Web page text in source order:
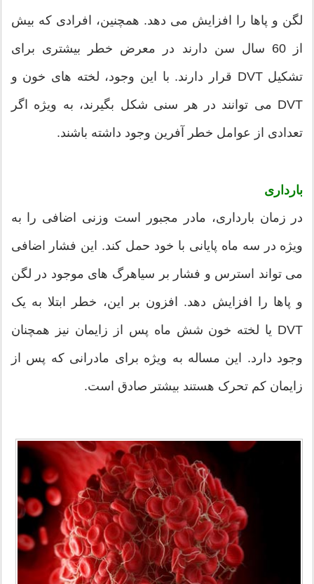
لگن و پاها را افزایش می دهد. همچنین، افرادی که بیش
از 60 سال سن دارند در معرض خطر بیشتری برای
تشکیل DVT قرار دارند. با این وجود، لخته های خون و
DVT می توانند در هر سنی شکل بگیرند، به ویژه اگر
تعدادی از عوامل خطر آفرین وجود داشته باشند.
بارداری
در زمان بارداری، مادر مجبور است وزنی اضافی را به
ویژه در سه ماه پایانی با خود حمل کند. این فشار اضافی
می تواند استرس و فشار بر سیاهرگ های موجود در لگن
و پاها را افزایش دهد. افزون بر این، خطر ابتلا به یک
DVT یا لخته خون شش ماه پس از زایمان نیز همچنان
وجود دارد. این مساله به ویژه برای مادرانی که پس از
زایمان کم تحرک هستند بیشتر صادق است.